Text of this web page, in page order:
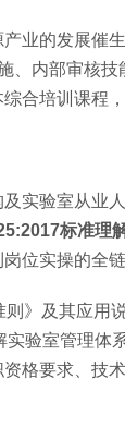
业的发展催
内部审核
合培训课程
实验室从业
标准理
位实操的全链
》及其应用
验室管理
格要求、技